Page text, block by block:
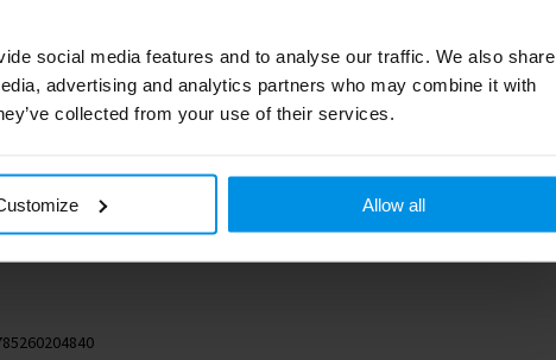
social media features and to analyse our traffic. We also share
advertising and analytics partners who may combine it with
collected from your use of their services.
Allow all
cm
g